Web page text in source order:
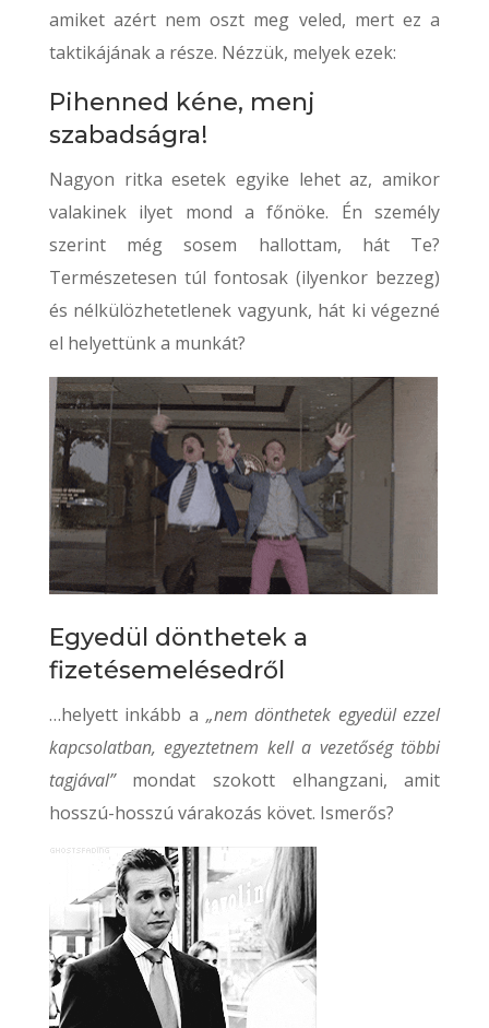
amiket azért nem oszt meg veled, mert ez a
taktikájának a része. Nézzük, melyek ezek:
Pihenned kéne, menj
szabadságra!
Nagyon ritka esetek egyike lehet az, amikor
valakinek ilyet mond a főnöke. Én személy
szerint még sosem hallottam, hát Te?
Természetesen túl fontosak (ilyenkor bezzeg)
és nélkülözhetetlenek vagyunk, hát ki végezné
el helyettünk a munkát?
Egyedül dönthetek a
fizetésemelésedről
…helyett inkább a „nem dönthetek egyedül ezzel
kapcsolatban, egyeztetnem kell a vezetőség többi
tagjával” mondat szokott elhangzani, amit
hosszú-hosszú várakozás követ. Ismerős?